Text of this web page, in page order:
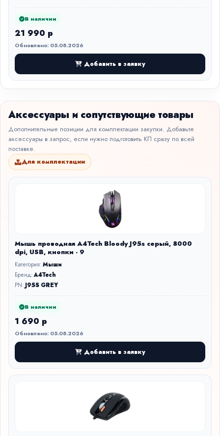
В наличии
21 990 р
Обновлено: 05.08.2026
Добавить в заявку
Аксессуары и сопутствующие товары
Дополнительные позиции для комплектации закупки. Добавьте
аксессуары в запрос, если нужно подготовить КП сразу по всей
поставке.
Для комплектации
Мышь проводная A4Tech Bloody J95s серый, 8000
dpi, USB, кнопки - 9
Категория:Мыши
Бренд:A4Tech
PN: J95S GREY
В наличии
1 690 р
Обновлено: 05.08.2026
Добавить в заявку